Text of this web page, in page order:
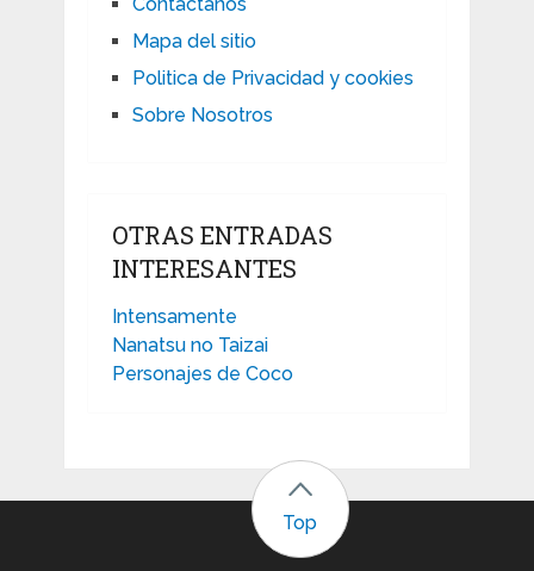
Mapa del sitio
Politica de Privacidad y cookies
Sobre Nosotros
OTRAS ENTRADAS
INTERESANTES
Intensamente
Nanatsu no Taizai
Personajes de Coco
Top